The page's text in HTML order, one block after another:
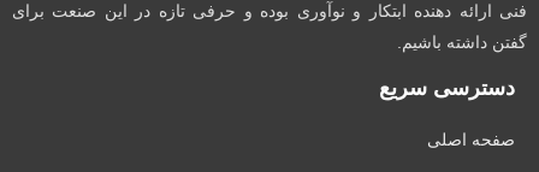
فنی ارائه دهنده ابتکار و نوآوری بوده و حرفی تازه در این صنعت برای
گفتن داشته باشیم.
دسترسی سریع
صفحه اصلی